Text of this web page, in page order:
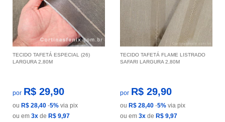
TECIDO TAFETÁ ESPECIAL (26)
LARGURA 2,80M
por R$ 29,90
ou R$ 28,40 -5% via pix
ou em 3x de R$ 9,97
TECIDO TAFETÁ FLAME LISTRADO
SAFARI LARGURA 2,80M
por R$ 29,90
ou R$ 28,40 -5% via pix
ou em 3x de R$ 9,97